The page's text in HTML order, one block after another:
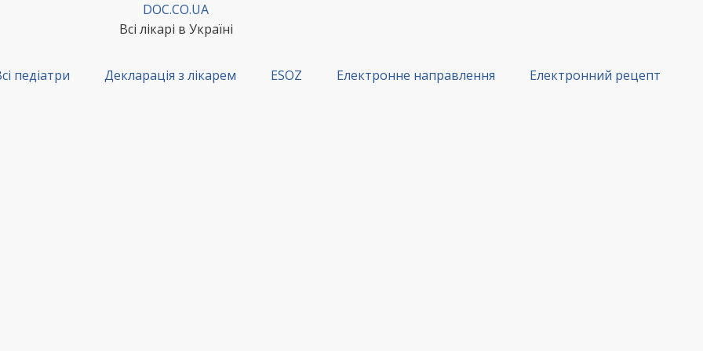
DOC.CO.UA
Всі лікарі в Україні
педіатри Декларація з лікарем ESOZ Електронне направлення Електронний рецепт